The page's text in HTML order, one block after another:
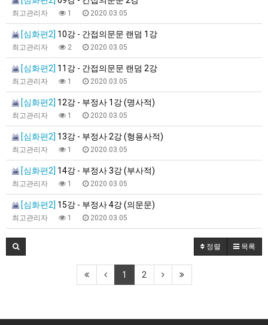
최고관리자 1 2020.03.05
[심화편2] 10강 - 간접의문문 랜덤 1강
최고관리자 2 2020.03.05
[심화편2] 11강 - 간접의문문 랜덤 2강
최고관리자 1 2020.03.05
[심화편2] 12강 - 부정사 1강 (명사적)
최고관리자 1 2020.03.05
[심화편2] 13강 - 부정사 2강 (형용사적)
최고관리자 1 2020.03.05
[심화편2] 14강 - 부정사 3강 (부사적)
최고관리자 1 2020.03.05
[심화편2] 15강 - 부정사 4강 (의문문)
최고관리자 1 2020.03.05
정렬 목록
1 2